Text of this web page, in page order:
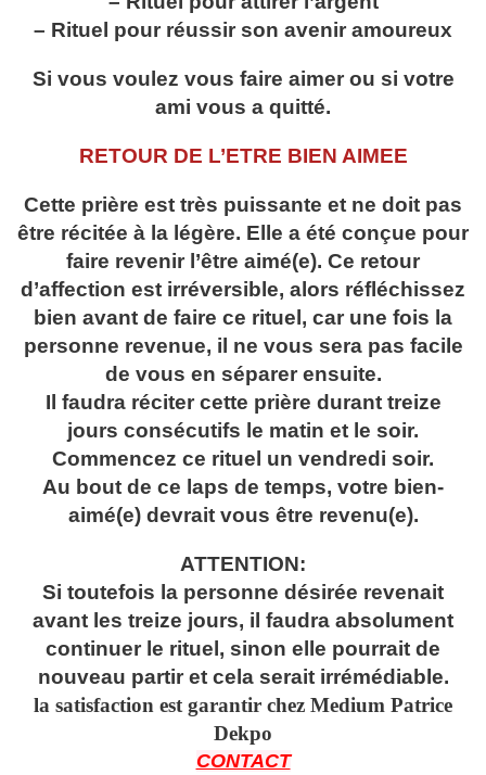
– Rituel pour réussir son avenir amoureux
Si vous voulez vous faire aimer ou si votre
ami vous a quitté.
RETOUR DE L’ETRE BIEN AIMEE
Cette prière est très puissante et ne doit pas
être récitée à la légère. Elle a été conçue pour
faire revenir l’être aimé(e). Ce retour
d’affection est irréversible, alors réfléchissez
bien avant de faire ce rituel, car une fois la
personne revenue, il ne vous sera pas facile
de vous en séparer ensuite.
Il faudra réciter cette prière durant treize
jours consécutifs le matin et le soir.
Commencez ce rituel un vendredi soir.
Au bout de ce laps de temps, votre bien-
aimé(e) devrait vous être revenu(e).
ATTENTION:
Si toutefois la personne désirée revenait
avant les treize jours, il faudra absolument
continuer le rituel, sinon elle pourrait de
nouveau partir et cela serait irrémédiable.
la satisfaction est garantir chez Medium Patrice
Dekpo
CONTACT